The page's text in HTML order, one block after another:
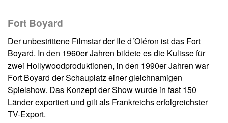
Fort Boyard
Der unbestrittene Filmstar der Ile d´Oléron ist das Fort
Boyard. In den 1960er Jahren bildete es die Kulisse für
zwei Hollywoodproduktionen, in den 1990er Jahren war
Fort Boyard der Schauplatz einer gleichnamigen
Spielshow. Das Konzept der Show wurde in fast 150
Länder exportiert und gilt als Frankreichs erfolgreichster
TV-Export.